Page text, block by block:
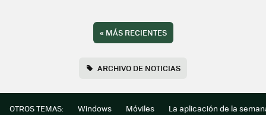
« MÁS RECIENTES
ARCHIVO DE NOTICIAS
OTROS TEMAS: Windows Móviles La aplicación de la